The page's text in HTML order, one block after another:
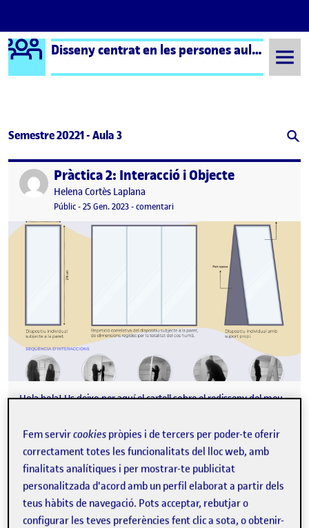
Saltar al contingut
Logo Ágora Disseny centrat en les persones aula 3
Semestre 20221 - Aula 3
Publicat perPràctica 2: Interacció i Objecte
Publicat per
Helena Cortès Laplana
Visibilitat:
Públic-Data de publicació
25 Gen. 202325 gener, 2023 3:40 pm
-comentariel Pràctica 2: Interacció i Objecte
Hola hola! Us deixo per aquí el cartell sobre el redisseny del meu
Publicat perSense títol
Publicat per
Laia March Capdevila
Visibilitat:
Públic -Data de publicació
23 Gen. 2023- comentariel Sense títol
Fem servircookies pròpies i de tercers per poder-te oferir
correctament totes les funcionalitats del lloc web, amb
finalitats analítiques i per mostrar-te publicitat
personalitzada d'acord amb un perfil elaborat a partir dels
teus hàbits de navegació. Pots acceptar, rebutjar o
configurar les teves preferències fent clic a sota, o obtenir-